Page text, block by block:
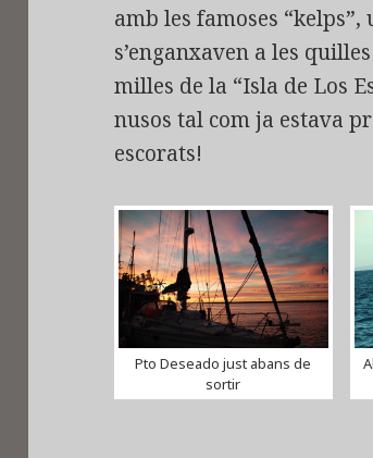
amb les famoses
s’enganxaven a les
milles de la “Isla de Los
nusos tal com ja estava
escorats!
Pto Deseado just abans de
sortir